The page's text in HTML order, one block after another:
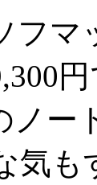
フマ
ノー
気